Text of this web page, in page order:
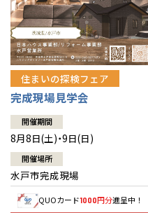
住まいの探検フェア
完成現場見学会
開催期間
8月8日(土)・9日(日)
開催場所
水戸市完成現場
QUOカード1000円分進呈中！